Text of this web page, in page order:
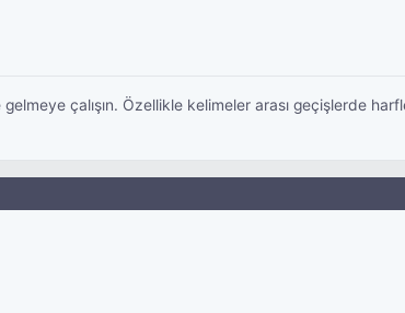
çalışın. Özellikle kelimeler arası geçişlerde